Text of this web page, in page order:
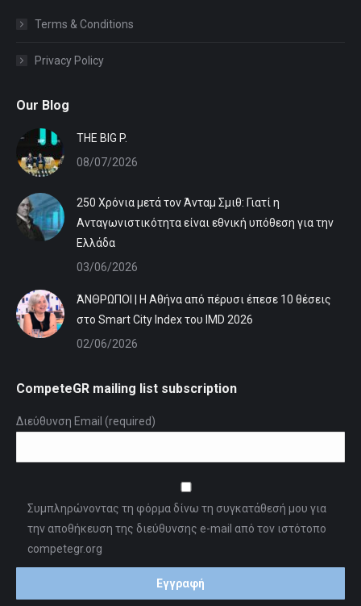
Terms & Conditions
Privacy Policy
Our Blog
ΤHE BIG P.
08/07/2026
250 Χρόνια μετά τον Άνταμ Σμιθ: Γιατί η
Ανταγωνιστικότητα είναι εθνική υπόθεση για την
Ελλάδα
03/06/2026
ΆΝΘΡΩΠΟΙ | Η Αθήνα από πέρυσι έπεσε 10 θέσεις
στο Smart City Index του IMD 2026
02/06/2026
CompeteGR mailing list subscription
Διεύθυνση Email (required)
Συμπληρώνοντας τη φόρμα δίνω τη συγκατάθεσή μου για
την αποθήκευση της διεύθυνσης e-mail από τον ιστότοπο
competegr.org